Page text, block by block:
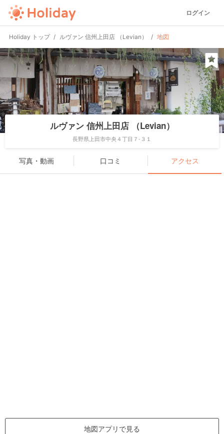
ログイン
Holiday トップ ルヴァン 信州上田店 （Levian） 地図
ルヴァン 信州上田店 （Levian）
長野県上田市中央４丁目７-３１
写真・動画 口コミ アクセス
地図アプリで見る